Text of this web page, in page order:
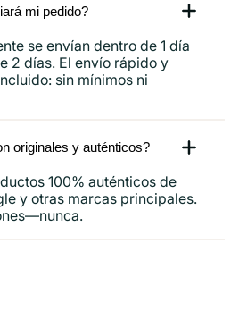
mi pedido?
se envían dentro de 1 día
2 días. El envío rápido y
sin mínimos ni
originales y auténticos?
100% auténticos de
y otras marcas principales.